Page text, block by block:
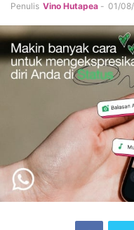
Penulis Vino Hutapea - 01/